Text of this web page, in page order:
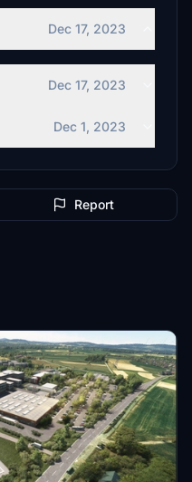
Dec 17, 2023
Dec 17, 2023
Dec 1, 2023
Report